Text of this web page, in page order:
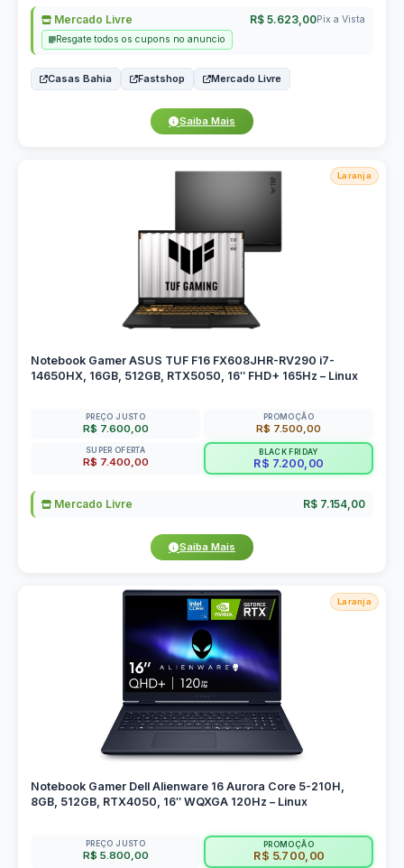
Mercado Livre R$ 5.623,00Pix a Vista
Resgate todos os cupons no anuncio
Casas Bahia Fastshop Mercado Livre
Saiba Mais
Laranja
Notebook Gamer ASUS TUF F16 FX608JHR-RV290 i7-
14650HX, 16GB, 512GB, RTX5050, 16″ FHD+ 165Hz – Linux
PREÇO JUSTO
R$ 7.600,00
PROMOÇÃO
R$ 7.500,00
SUPER OFERTA
R$ 7.400,00
BLACK FRIDAY
R$ 7.200,00
Mercado Livre R$ 7.154,00
Saiba Mais
Laranja
Notebook Gamer Dell Alienware 16 Aurora Core 5-210H,
8GB, 512GB, RTX4050, 16″ WQXGA 120Hz – Linux
PREÇO JUSTO
R$ 5.800,00
PROMOÇÃO
R$ 5.700,00